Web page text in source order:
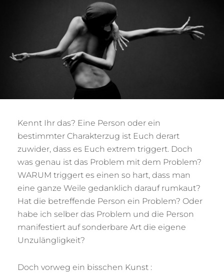
Kennt Ihr das? Eine Person oder ein
bestimmter Charakterzug ist Euch derart
zuwider, dass es Euch extrem triggert. Doch
was genau ist das Problem mit dem Problem?
WARUM triggert es einen so hart, dass man
eine ganze Weile gedanklich darauf rumkaut?
Hat die betreffende Person ein Problem? Oder
habe ich selber das Problem und die Person
manifestiert auf sonderbare Art die eigene
Unzulängligkeit?
Doch vorweg ein bisschen Kunst :